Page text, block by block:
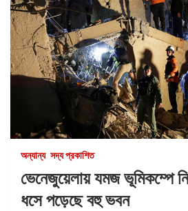
অন্যান্য সদ্য প্রকাশিত
ভেনেজুয়েলায় যমজ ভূমিকম্পে
ধসে পড়েছে বহু ভবন